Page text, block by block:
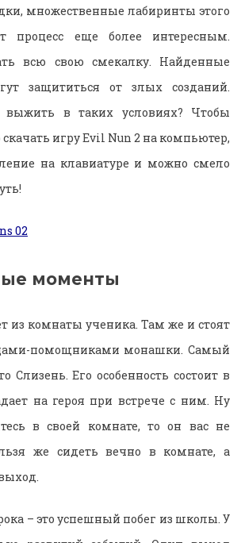
множественные лабиринты этого
процесс еще более интересным.
всю свою смекалку. Найденные
защититься от злых созданий.
в таких условиях? Чтобы
игру Evil Nun 2 на компьютер,
на клавиатуре и можно смело
моменты
из комнаты ученика. Там же и стоят
помощниками монашки. Самый
Слизень. Его особенность состоит в
на героя при встрече с ним. Ну
в своей комнате, то он вас не
же сидеть вечно в комнате, а
– это успешный побег из школы. У